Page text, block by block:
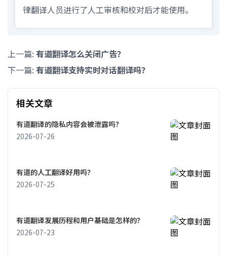
律翻译人员进行了人工审核和校对后才能使用。
上一篇: 有道翻译怎么关闭广告？
下一篇: 有道翻译支持实时对话翻译吗？
相关文章
有道翻译的隐私内容会被泄露吗？
2026-07-26
有道的人工翻译好用吗？
2026-07-25
有道翻译发展历程和用户基础是怎样的？
2026-07-23